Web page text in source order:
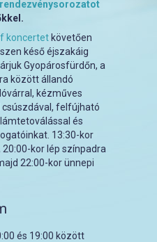
koncertet követően
késő éjszakáig
Gyopárosfürdőn, a
között állandó
kézműves
felfújható
és
13:30-kor
kor lép színpadra
22:00-kor ünnepi
és 19:00 között